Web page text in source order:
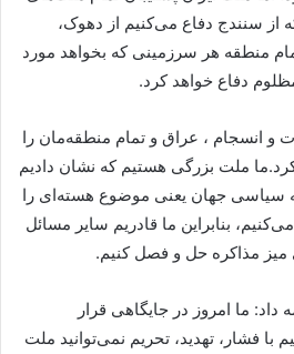
از سنندج دفاع می‌کنیم از دهوک،
منطقه هر سرزمینی که بخواهد مورد
دفاع خواهد کرد.
و انسجام ، عراق و تمام منطقه‌مان را
ملت بزرگی هستیم که نشان دادیم
سیاسی جهان یعنی موضوع هسته‌ای را
بنابراین ما قادریم سایر مسائل
میز مذاکره حل و فصل کنیم.
ما امروز در جایگاهی قرار
با فشار، تهدید، تحریم نمی‌توانید ملت